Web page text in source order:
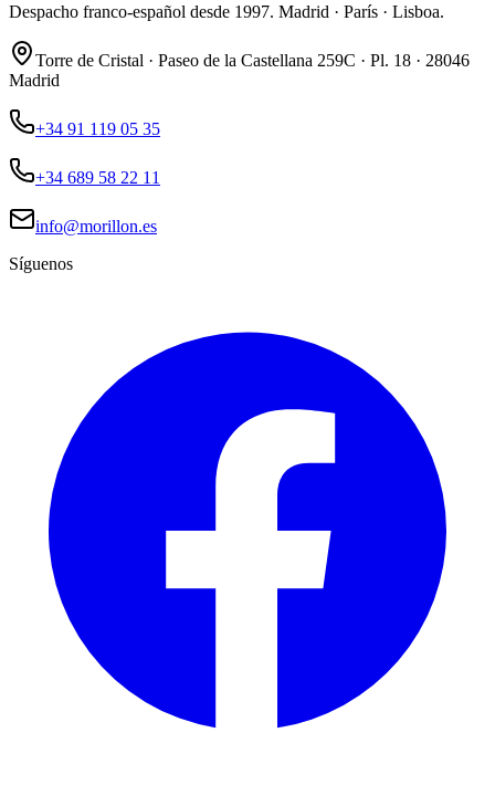
Despacho franco-español desde 1997. Madrid · París · Lisboa.
Torre de Cristal · Paseo de la Castellana 259C · Pl. 18 · 28046
Madrid
+34 91 119 05 35
+34 689 58 22 11
info@morillon.es
Síguenos